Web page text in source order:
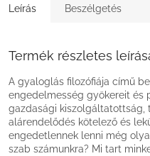
Leírás Beszélgetés
Termék részletes
A gyaloglás filozófiája című
engedelmesség gyökereit és
gazdasági kiszolgáltatottság,
alárendelődés kötelező és
engedetlennek lenni még
szab számunkra? Mi tart